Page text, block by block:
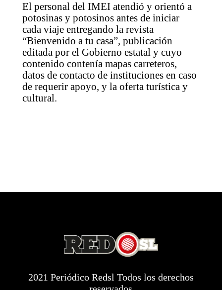
El personal del IMEI atendió y orientó a
potosinas y potosinos antes de iniciar
cada viaje entregando la revista
“Bienvenido a tu casa”, publicación
editada por el Gobierno estatal y cuyo
contenido contenía mapas carreteros,
datos de contacto de instituciones en caso
de requerir apoyo, y la oferta turística y
cultural.
2021 Periódico Redsl Todos los derechos